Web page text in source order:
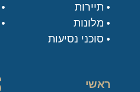
תיירות
מלונות
סוכני נסיעות
ראשי